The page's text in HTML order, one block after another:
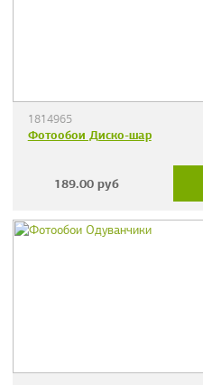
1814965
Фотообои Диско-шар
189.00 руб